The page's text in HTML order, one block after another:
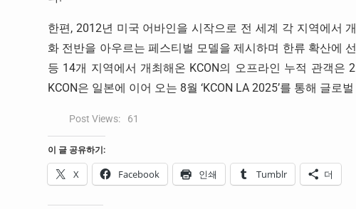
한편, 2012년 미국 어바인을 시작으로 전 세계 각 지역에서
화 전반을 아우르는 페스티벌 모델을 제시하며 한류 확산에
등 14개 지역에서 개최해온 KCON의 오프라인 누적 관객은
KCON은 일본에 이어 오는 8월 ‘KCON LA 2025’를 통해 글로
Post Views: 61
이 글 공유하기:
X Facebook 인쇄 Tumblr 더